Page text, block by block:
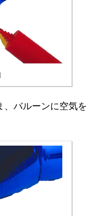
、バルーンに空気を